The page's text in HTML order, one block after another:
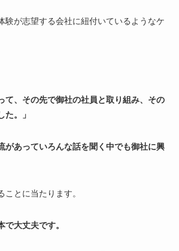
験が志望する会社に紐付いているようなケ
て、その先で御社の社員と取り組み、その
た。」
があっていろんな話を聞く中でも御社に興
とに当たります。
で大丈夫です。